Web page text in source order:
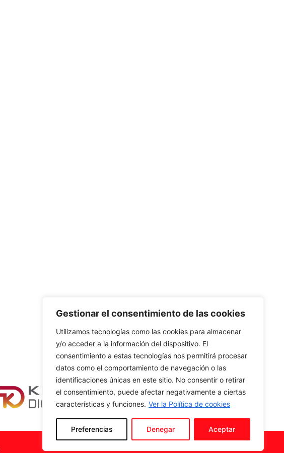
Gestionar el consentimiento de las cookies
Utilizamos tecnologías como las cookies para almacenar
y/o acceder a la información del dispositivo. El
consentimiento a estas tecnologías nos permitirá procesar
datos como el comportamiento de navegación o las
identificaciones únicas en este sitio. No consentir o retirar
el consentimiento, puede afectar negativamente a ciertas
características y funciones. Ver la Política de cookies
Preferencias Denegar Aceptar